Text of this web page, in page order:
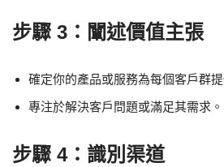
步驟 3：闡述價值主張
確定你的產品或服務為每個客戶群
專注於解決客戶問題或滿足其需求。
步驟 4：識別渠道